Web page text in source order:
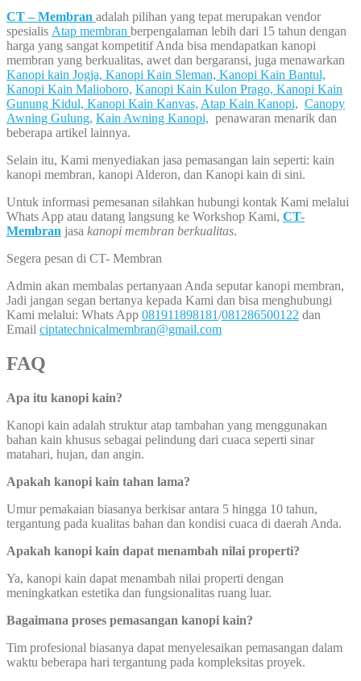
CT – Membran adalah pilihan yang tepat merupakan vendor
spesialis Atap membran berpengalaman lebih dari 15 tahun dengan
harga yang sangat kompetitif Anda bisa mendapatkan kanopi
membran yang berkualitas, awet dan bergaransi, juga menawarkan
Kanopi kain Jogja, Kanopi Kain Sleman, Kanopi Kain Bantul,
Kanopi Kain Malioboro, Kanopi Kain Kulon Prago, Kanopi Kain
Gunung Kidul, Kanopi Kain Kanvas, Atap Kain Kanopi, Canopy
Awning Gulung, Kain Awning Kanopi, penawaran menarik dan
beberapa artikel lainnya.
Selain itu, Kami menyediakan jasa pemasangan lain seperti: kain
kanopi membran, kanopi Alderon, dan Kanopi kain di sini.
Untuk informasi pemesanan silahkan hubungi kontak Kami melalui
Whats App atau datang langsung ke Workshop Kami, CT-
Membran jasa kanopi membran berkualitas.
Segera pesan di CT- Membran
Admin akan membalas pertanyaan Anda seputar kanopi membran,
Jadi jangan segan bertanya kepada Kami dan bisa menghubungi
Kami melalui: Whats App 081911898181/081286500122 dan
Email ciptatechnicalmembran@gmail.com
FAQ
Apa itu kanopi kain?
Kanopi kain adalah struktur atap tambahan yang menggunakan
bahan kain khusus sebagai pelindung dari cuaca seperti sinar
matahari, hujan, dan angin.
Apakah kanopi kain tahan lama?
Umur pemakaian biasanya berkisar antara 5 hingga 10 tahun,
tergantung pada kualitas bahan dan kondisi cuaca di daerah Anda.
Apakah kanopi kain dapat menambah nilai properti?
Ya, kanopi kain dapat menambah nilai properti dengan
meningkatkan estetika dan fungsionalitas ruang luar.
Bagaimana proses pemasangan kanopi kain?
Tim profesional biasanya dapat menyelesaikan pemasangan dalam
waktu beberapa hari tergantung pada kompleksitas proyek.